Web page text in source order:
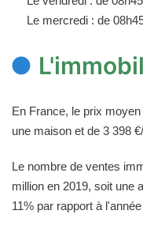
Le mercredi : de
En France, le prix
une maison et de 3 398
Le nombre de ventes
million en 2019, soit une
11% par rapport à